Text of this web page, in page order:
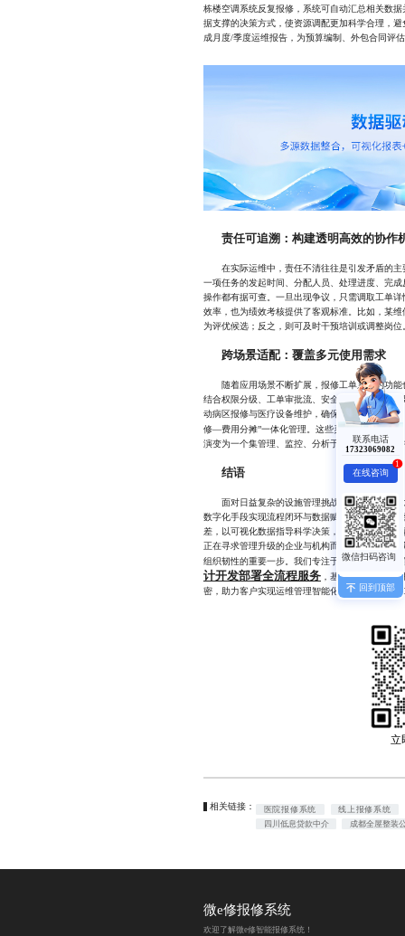
栋楼空调系统反复报修，系统可自动汇总相关数
据支撑的决策方式，使资源调配更加科学合理，
成月度/季度运维报告，为预算编制、外包合同评
责任可追溯：构建透明高效的协作
在实际运维中，责任不清往往是引发矛盾的主
一项任务的发起时间、分配人员、处理进度、完
操作都有据可查。一旦出现争议，只需调取工单
效率，也为绩效考核提供了客观标准。比如，某
为评优候选；反之，则可及时干预培训或调整岗位
跨场景适配：覆盖多元使用需求
随着应用场景不断扩展，报修工单系统的功能
结合权限分级、工单审批流、安全巡检模块等，
动病区报修与医疗设备维护，确保不影响诊疗秩
修—费用分摊”一体化管理。这些灵活配置的能力
演变为一个集管理、监控、分析于一体的智能运维
结语
面对日益复杂的设施管理挑战，依赖经验与人
数字化手段实现流程闭环与数据赋能。报修工单
差，以可视化数据指导科学决策，以全程留痕强
正在寻求管理升级的企业与机构而言，引入一套
组织韧性的重要一步。我们专注于为企业和物业提
计开发部署全流程服务 ，基于多年行业经
密，助力客户实现运维管理智能化升级，
立
相关链接： 医院报修系统
线上报修系统
四川低息贷款中介
成都全屋整装
微e修报修系统
欢迎了解微e修智能报修系统！
联系电话
17323069082
在线咨询
1
回到顶部